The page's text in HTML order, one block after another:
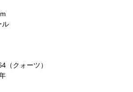
ル
（クォーツ）